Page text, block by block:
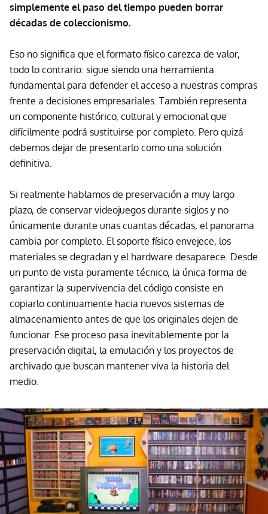
simplemente el paso del tiempo pueden borrar
décadas de coleccionismo.
Eso no significa que el formato físico carezca de valor,
todo lo contrario: sigue siendo una herramienta
fundamental para defender el acceso a nuestras compras
frente a decisiones empresariales. También representa
un componente histórico, cultural y emocional que
difícilmente podrá sustituirse por completo. Pero quizá
debemos dejar de presentarlo como una solución
definitiva.
Si realmente hablamos de preservación a muy largo
plazo, de conservar videojuegos durante siglos y no
únicamente durante unas cuantas décadas, el panorama
cambia por completo. El soporte físico envejece, los
materiales se degradan y el hardware desaparece. Desde
un punto de vista puramente técnico, la única forma de
garantizar la supervivencia del código consiste en
copiarlo continuamente hacia nuevos sistemas de
almacenamiento antes de que los originales dejen de
funcionar. Ese proceso pasa inevitablemente por la
preservación digital, la emulación y los proyectos de
archivado que buscan mantener viva la historia del
medio.